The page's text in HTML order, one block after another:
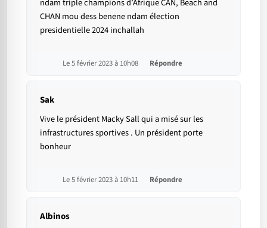
CHAN mou dess benene ndam élection
presidentielle 2024 inchallah
Le 5 février 2023 à 10h08 Répondre
Sak
Vive le président Macky Sall qui a misé sur les
infrastructures sportives . Un président porte
bonheur
Le 5 février 2023 à 10h11 Répondre
Albinos